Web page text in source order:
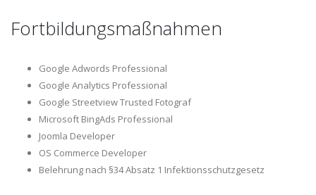
Fortbildungsmaßnahmen
Google Adwords Professional
Google Analytics Professional
Google Streetview Trusted Fotograf
Microsoft BingAds Professional
Joomla Developer
OS Commerce Developer
Belehrung nach §34 Absatz 1 Infektionsschutzgesetz